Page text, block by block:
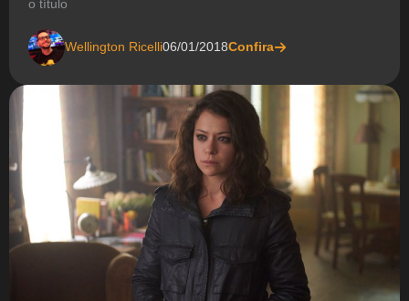
o título
Wellington Ricelli06/01/2018Confira